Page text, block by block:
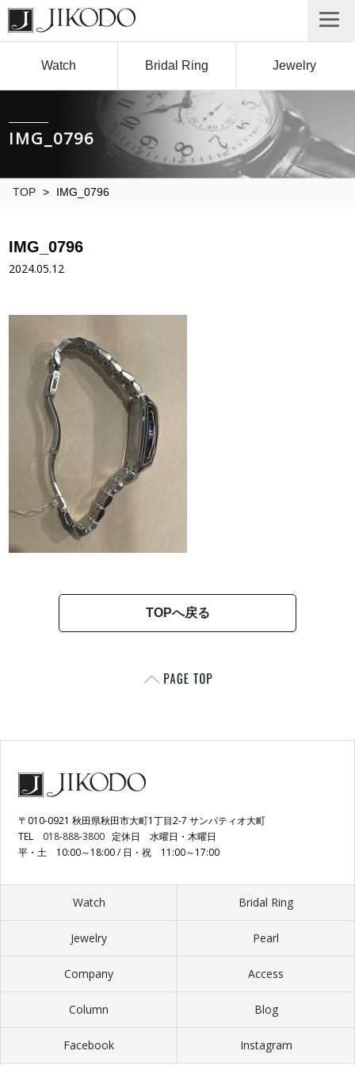
Watch Bridal Ring Jewelry
IMG_0796
TOP > IMG_0796
IMG_0796
2024.05.12
TOPへ戻る
〒010-0921 秋田県秋田市大町1丁目2-7 サンパティオ大町
TEL 018-888-3800 定休日 水曜日・木曜日
平・土 10:00～18:00 / 日・祝 11:00～17:00
Watch Bridal Ring
Jewelry Pearl
Company Access
Column Blog
Facebook Instagram